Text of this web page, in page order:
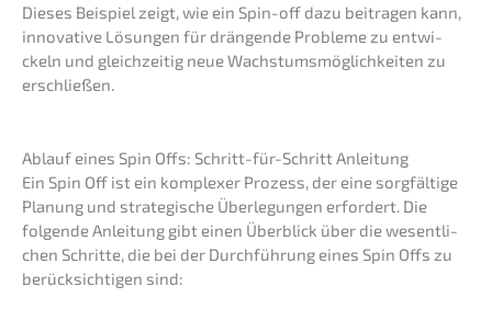
Dieses Beispiel zeigt, wie ein Spin-off dazu beitra­gen kann,
innova­ti­ve Lösun­gen für drängen­de Proble­me zu entwi­
ckeln und gleich­zei­tig neue Wachs­tums­mög­lich­kei­ten zu
erschließen.
Ablauf eines Spin Offs: Schritt-für-Schritt Anleitung
Ein Spin Off ist ein komple­xer Prozess, der eine sorgfäl­ti­ge
Planung und strate­gi­sche Überle­gun­gen erfor­dert. Die
folgen­de Anlei­tung gibt einen Überblick über die wesent­li­
chen Schrit­te, die bei der Durch­füh­rung eines Spin Offs zu
berück­sich­ti­gen sind: